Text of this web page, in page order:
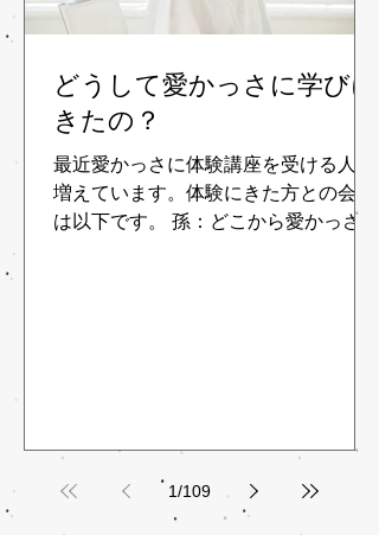
どうして愛かっさに学びに
きたの？
最近愛かっさに体験講座を受ける人が
増えています。体験にきた方との会話
は以下です。 孫：どこから愛かっさを
1/109